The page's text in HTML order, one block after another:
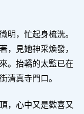
明，忙起身梳洗。
，見她神采煥發，
。抬轎的太監已在
清真寺門口。
，心中又是歡喜又